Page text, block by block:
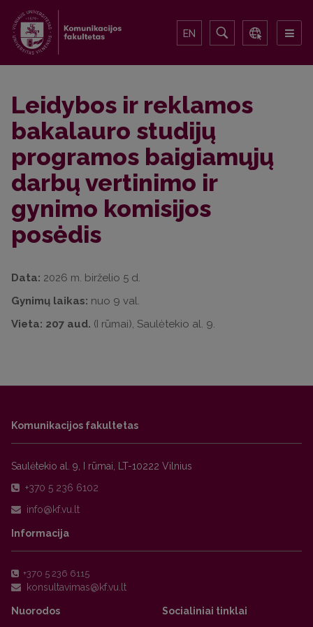
EN
Leidybos ir reklamos
bakalauro studijų
programos baigiamųjų
darbų vertinimo ir
gynimo komisijos
posėdis
Data: 2026 m. birželio 5 d.
Gynimų laikas: nuo 9 val.
Vieta: 207 aud. (I rūmai), Saulėtekio al. 9.
Komunikacijos fakultetas
Saulėtekio al. 9, I rūmai, LT-10222 Vilnius
+370 5 236 6102
Informacija
+370 5 236 6115
Nuorodos Socialiniai tinklai